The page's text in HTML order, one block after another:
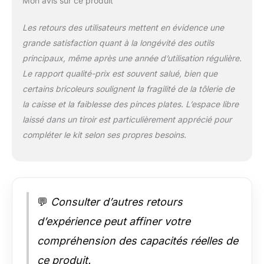
les tiroirs
roulements à billes,
ce qui permet de les
ouvrir et de les fermer
très facilement. La
être verrouillée pour
empêcher tout accès
direct non autorisé.
clés, pinces à sertir,
clés à griffes et clés à
molette, aux clés à
douille. Comprend
d'autres outils
Les retours des utilisateurs mettent en évidence une
grande satisfaction quant à la longévité des outils
principaux, même après une année d’utilisation régulière.
Le rapport qualité-prix est souvent salué, bien que
certains bricoleurs soulignent la fragilité de la tôlerie de
la caisse et la faiblesse des pinces plates. L’espace libre
laissé dans un tiroir est particulièrement apprécié pour
compléter le kit selon ses propres besoins.
💬 Consulter d’autres retours
d’expérience peut affiner votre
compréhension des capacités réelles de
ce produit.